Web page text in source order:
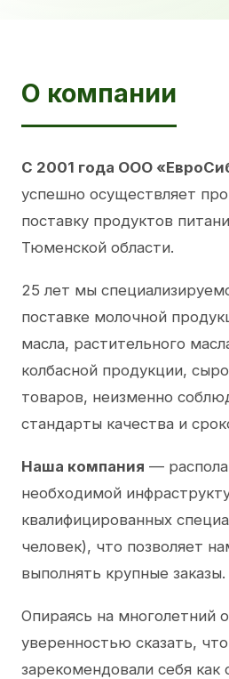
О компании
С 2001 года ООО
успешно осуществляет
поставку продуктов
Тюменской области.
25 лет мы
поставке молочной
масла, растительного
колбасной продукции,
товаров, неизменно
стандарты качества и
Наша компания —
необходимой
квалифицированных
человек), что позволяет
выполнять крупные заказы.
Опираясь на многолетний
уверенностью сказать,
зарекомендовали себя как